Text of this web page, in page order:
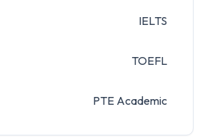
IELTS
TOEFL
PTE Academic